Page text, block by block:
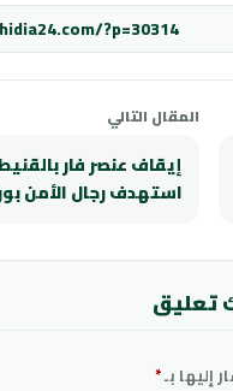
المقال التالي
إيقاف عنصر فار
استهدف رجال الأمن
تعليق
إليها بـ*